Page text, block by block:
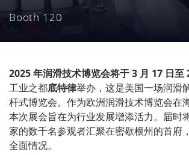
Booth 120
2025年润滑技术博览会将于3 月 17 日至
工业之都底特律举办，这是美国一场润滑
杆式博览会。作为欧洲润滑技术博览会在
本次展会旨在为行业发展增添活力。届时
家的数千名参观者汇聚在密歇根州的首府
全面情况。